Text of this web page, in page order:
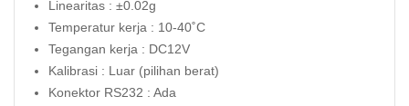
Linearitas : ±0.02g
Temperatur kerja : 10-40˚C
Tegangan kerja : DC12V
Kalibrasi : Luar (pilihan berat)
Konektor RS232 : Ada